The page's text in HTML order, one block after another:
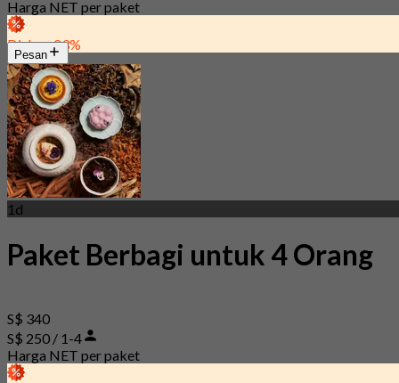
Harga NET per paket
Diskon 23%
Pesan
1d
Paket Berbagi untuk 4 Orang
S$ 340
S$ 250 / 1-4
Harga NET per paket